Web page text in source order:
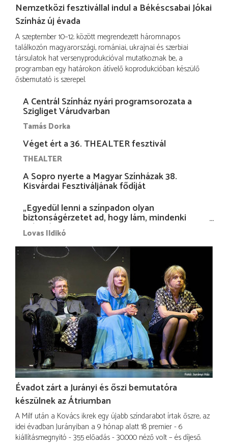
Nemzetközi fesztivállal indul a Békéscsabai Jókai
Színház új évada
A szeptember 10–12. között megrendezett háromnapos
találkozón magyarországi, romániai, ukrajnai és szerbiai
társulatok hat versenyprodukcióval mutatkoznak be, a
programban egy határokon átívelő koprodukcióban készülő
ősbemutató is szerepel.
A Centrál Színház nyári programsorozata a
Szigliget Várudvarban
Tamás Dorka
Véget ért a 36. THEALTER fesztivál
THEALTER
A Sopro nyerte a Magyar Színházak 38.
Kisvárdai Fesztiváljának fődíját
„Egyedül lenni a színpadon olyan
biztonságérzetet ad, hogy lám, mindenki
más nélkül is megvagyok magammal…”
Lovas Ildikó
Évadot zárt a Jurányi és őszi bemutatóra
készülnek az Átriumban
A Milf után a Kovács ikrek egy újabb színdarabot írtak őszre, az
idei évadban Jurányiban a 9 hónap alatt 18 premier - 6
kiállításmegnyitó - 355 előadás - 30.000 néző volt – és díjeső.